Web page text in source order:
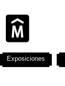
Exposiciones